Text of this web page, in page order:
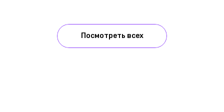
Посмотреть всех